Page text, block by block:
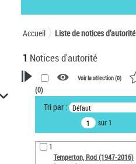
Accueil Liste de notices d’autorité
1 Notices d'autorité
VOTRE RECHERCHE
Recherche avancée dans les
notices d’autorité
Œuvres liées à l'auteur :
Temperton, Rod (1947-2016)
Voir la sélection (0)
(0)
Tri par : Défaut
sur 1
1
Temperton, Rod (1947-2016)